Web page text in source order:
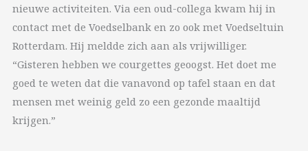
nieuwe activiteiten. Via een oud-collega kwam hij in
contact met de Voedselbank en zo ook met Voedseltuin
Rotterdam. Hij meldde zich aan als vrijwilliger.
“Gisteren hebben we courgettes geoogst. Het doet me
goed te weten dat die vanavond op tafel staan en dat
mensen met weinig geld zo een gezonde maaltijd
krijgen.”